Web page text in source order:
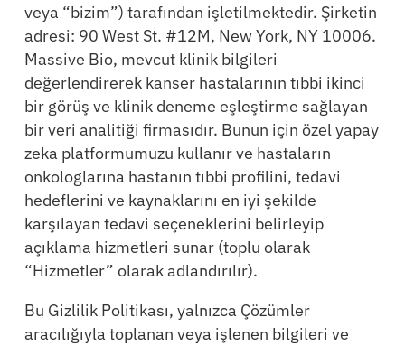
veya “bizim”) tarafından işletilmektedir. Şirketin
adresi: 90 West St. #12M, New York, NY 10006.
Massive Bio, mevcut klinik bilgileri
değerlendirerek kanser hastalarının tıbbi ikinci
bir görüş ve klinik deneme eşleştirme sağlayan
bir veri analitiği firmasıdır. Bunun için özel yapay
zeka platformumuzu kullanır ve hastaların
onkologlarına hastanın tıbbi profilini, tedavi
hedeflerini ve kaynaklarını en iyi şekilde
karşılayan tedavi seçeneklerini belirleyip
açıklama hizmetleri sunar (toplu olarak
“Hizmetler” olarak adlandırılır).
Bu Gizlilik Politikası, yalnızca Çözümler
aracılığıyla toplanan veya işlenen bilgileri ve